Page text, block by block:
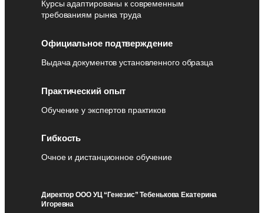
Курсы адаптированы к современным
требованиям рынка труда
Официальное подтверждение
Выдача документов установленного образца
Практический опыт
Обучение у экспертов практиков
Гибкость
Очное и дистанционное обучение
Директор ООО УЦ “Генезис” Тебенькова Екатерина
Игоревна